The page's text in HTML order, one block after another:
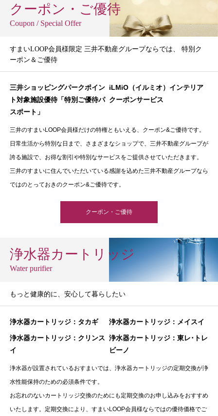
クーポン・ご優待
Coupon / Special Offer
すまいLOOP会員様限定 三井不動産グループならでは、 特別ク
ーポン＆ご優待
三井ショッピングパークポイン
ト対象施設優待「特別ご優待パ
スポート」
iLMiO（イルミオ）インテリア
クーポンサービス
三井のすまいLOOP会員様だけの特権ともいえる、クーポン&ご優待です。
日常生活から特別な日まで、さまざまなショップで、三井不動産グループが
誇る施設で、お得な割引や特別なサービスをご提供させていただきます。
三井のすまいに住んでいただいている感謝を込めた三井不動産グループなら
ではのとっておきのクーポン&ご優待です。
クーポン・ご優待
浄水器カートリッジ
Water purifier
もっと健康的に、安心して暮らしたい
浄水器カートリッジ：タカギ 浄水器カートリッジ：メイスイ
浄水器カートリッジ：クリンス
イ
浄水器カートリッジ：東レ･トレ
ビーノ
浄水器が設置されているおすまいでは、浄水器カートリッジの定期交換が浄
水性能保持のための必須条件です。
お忘れのないカートリッジ交換のためにも定期交換のお申し込みをおすすめ
いたします。定期交換により、すまいLOOP会員様ならではの優待価格でご